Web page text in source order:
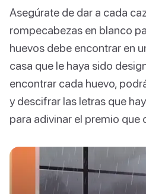
Asegúrate de dar a cada
rompecabezas en blanco
huevos debe encontrar en
casa que le haya sido
encontrar cada huevo,
y descifrar las letras que
para adivinar el premio que